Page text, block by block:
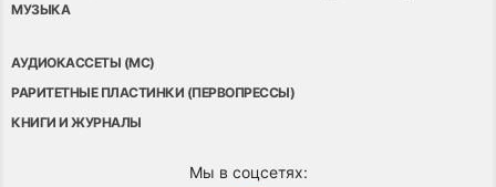
МУЗЫКА
АУДИОКАССЕТЫ (MC)
РАРИТЕТНЫЕ ПЛАСТИНКИ (ПЕРВОПРЕССЫ)
КНИГИ И ЖУРНАЛЫ
Мы в соцсетях: